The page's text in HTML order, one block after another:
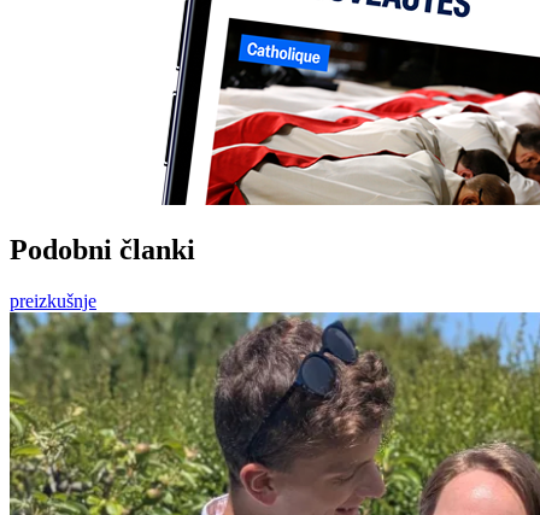
Podobni članki
preizkušnje